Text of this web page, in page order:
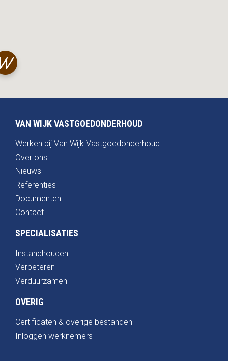
VAN WIJK VASTGOEDONDERHOUD
Werken bij Van Wijk Vastgoedonderhoud
Over ons
Nieuws
Referenties
Documenten
Contact
SPECIALISATIES
Instandhouden
Verbeteren
Verduurzamen
OVERIG
Certificaten & overige bestanden
Inloggen werknemers